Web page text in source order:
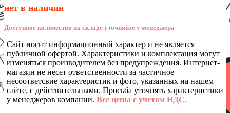
нет в наличии
Доступное количество на складе уточняйте у менеджера
Сайт носит информационный характер и не является
публичной офертой. Характеристики и комплектация могут
изменяться производителем без предупреждения. Интернет-
магазин не несет ответственности за частичное
несоответсвие характеристик и фото, указанных на нашем
сайте, с действительными. Просьба уточнять характеристики
у менеджеров компании. Все цены с учетом НДС.